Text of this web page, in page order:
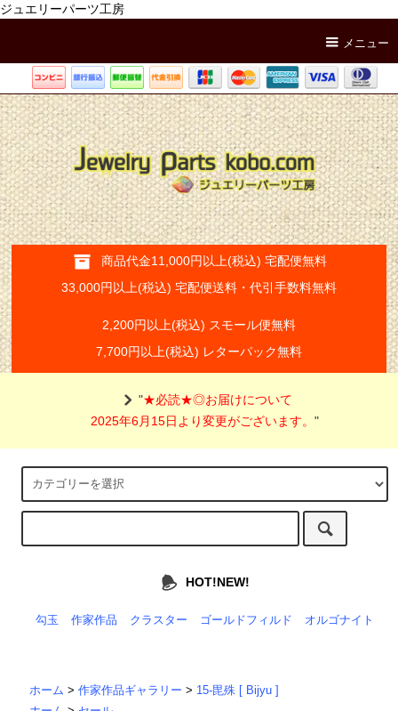
ジュエリーパーツ工房
メニュー
商品代金11,000円以上(税込) 宅配便無料
33,000円以上(税込) 宅配便送料・代引手数料無料
2,200円以上(税込) スモール便無料
7,700円以上(税込) レターパック無料
"★必読★◎お届けについて
2025年6月15日より変更がございます。"
HOT!NEW!
勾玉 作家作品 クラスター ゴールドフィルド オルゴナイト
ホーム >作家作品ギャラリー > 15-毘殊 [ Bijyu ]